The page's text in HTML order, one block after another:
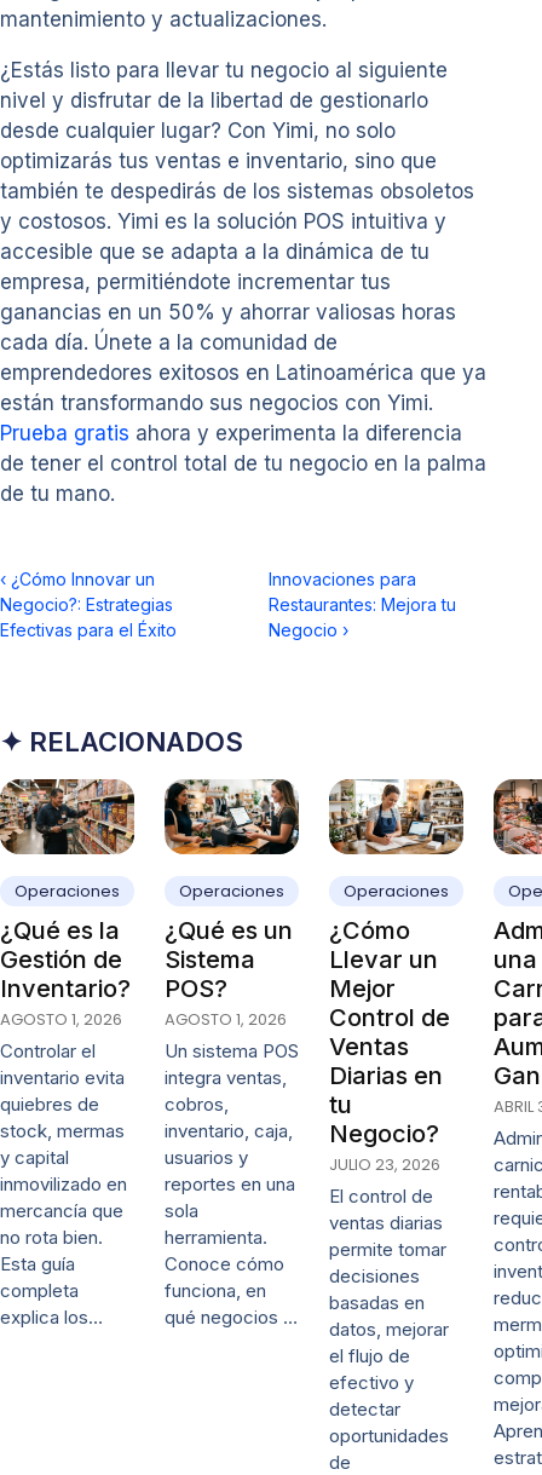
mantenimiento y actualizaciones.
¿Estás listo para llevar tu negocio al siguiente
nivel y disfrutar de la libertad de gestionarlo
desde cualquier lugar? Con Yimi, no solo
optimizarás tus ventas e inventario, sino que
también te despedirás de los sistemas obsoletos
y costosos. Yimi es la solución POS intuitiva y
accesible que se adapta a la dinámica de tu
empresa, permitiéndote incrementar tus
ganancias en un 50% y ahorrar valiosas horas
cada día. Únete a la comunidad de
emprendedores exitosos en Latinoamérica que ya
están transformando sus negocios con Yimi.
Prueba gratis ahora y experimenta la diferencia
de tener el control total de tu negocio en la palma
de tu mano.
‹ ¿Cómo Innovar un
Negocio?: Estrategias
Efectivas para el Éxito
Innovaciones para
Restaurantes: Mejora tu
Negocio ›
✦ RELACIONADOS
Operaciones
¿Qué es la
Gestión de
Inventario?
AGOSTO 1, 2026
Controlar el
inventario evita
quiebres de
stock, mermas
y capital
inmovilizado en
mercancía que
no rota bien.
Esta guía
completa
explica los…
Operaciones
¿Qué es un
Sistema
POS?
AGOSTO 1, 2026
Un sistema POS
integra ventas,
cobros,
inventario, caja,
usuarios y
reportes en una
sola
herramienta.
Conoce cómo
funciona, en
qué negocios …
Operaciones
¿Cómo
Llevar un
Mejor
Control de
Ventas
Diarias en
tu
Negocio?
JULIO 23, 2026
El control de
ventas diarias
permite tomar
decisiones
basadas en
datos, mejorar
el flujo de
efectivo y
detectar
oportunidades
de
una